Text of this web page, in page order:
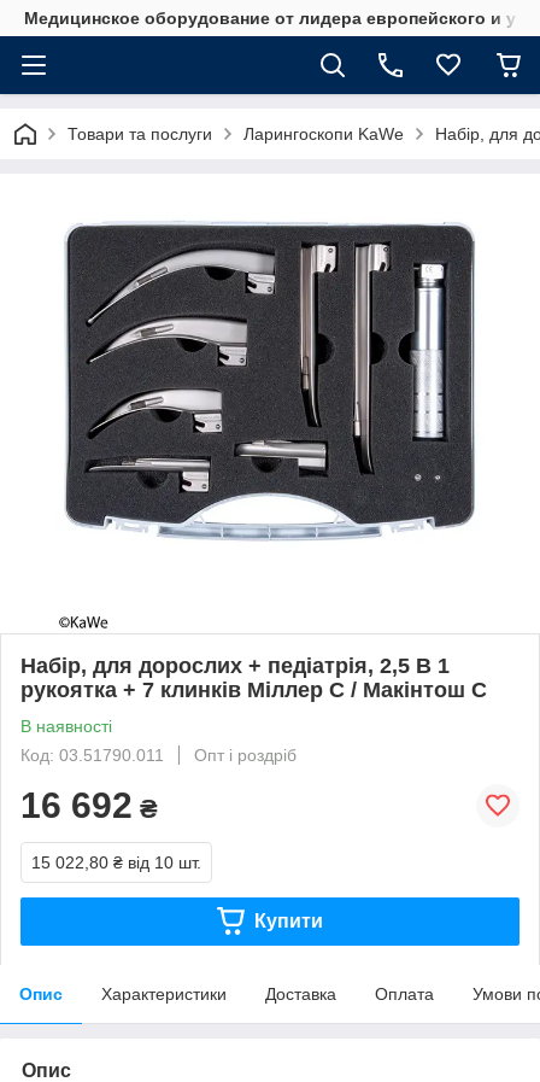
Медицинское оборудование от лидера европейского и
Товари та послуги Ларингоскопи KaWe Набір, для
Набір, для дорослих + педіатрія, 2,5 В 1
рукоятка + 7 клинків Міллер C / Макінтош C
В наявності
Код: 03.51790.011
Опт і роздріб
16 692 ₴
15 022,80 ₴ від 10 шт.
Купити
Опис Характеристики Доставка Оплата Умови
Опис